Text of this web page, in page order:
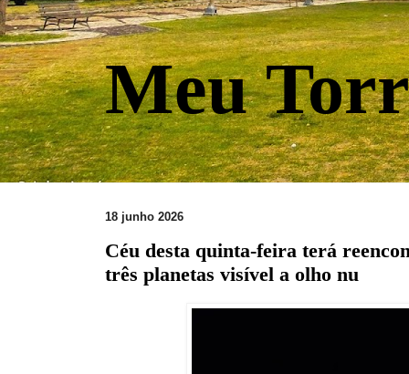
Meu
18 junho 2026
Céu desta quinta-feira terá
três planetas visível a olho nu